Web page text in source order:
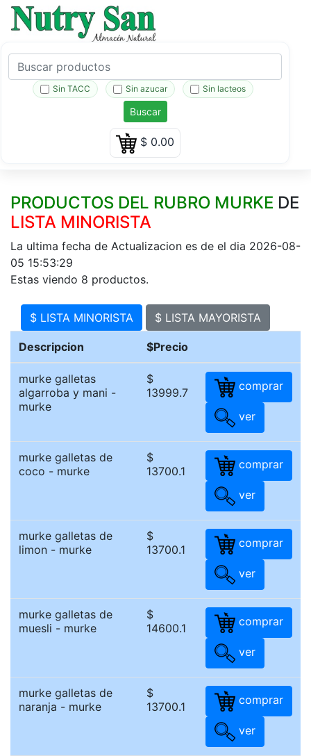
Sin TACC Sin azucar Sin lacteos
Buscar
$ 0.00
PRODUCTOS DEL RUBRO MURKE DE
LISTA MINORISTA
La ultima fecha de Actualizacion es de el dia 2026-08-
05 15:53:29
Estas viendo 8 productos.
$ LISTA MINORISTA $ LISTA MAYORISTA
Descripcion $Precio
murke galletas
algarroba y mani -
murke
$
13999.7
comprar
ver
murke galletas de
coco - murke
$
13700.1
comprar
ver
murke galletas de
limon - murke
$
13700.1
comprar
ver
murke galletas de
muesli - murke
$
14600.1
comprar
ver
murke galletas de
naranja - murke
$
13700.1
comprar
ver